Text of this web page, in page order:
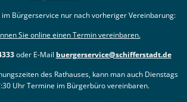
Bürgerservice nur nach vorheriger Vereinbarung:
Sie online einen Termin vereinbaren.
oder E-Mail buergerservice@schifferstadt.de
des Rathauses, kann man auch Dienstags
Uhr Termine im Bürgerbüro vereinbaren.